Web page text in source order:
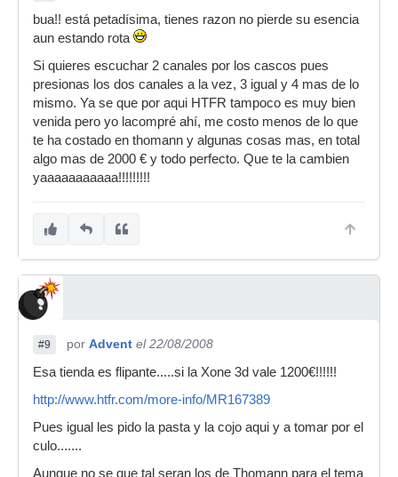
bua!! está petadísima, tienes razon no pierde su esencia
aun estando rota
Si quieres escuchar 2 canales por los cascos pues
presionas los dos canales a la vez, 3 igual y 4 mas de lo
mismo. Ya se que por aqui HTFR tampoco es muy bien
venida pero yo lacompré ahí, me costo menos de lo que
te ha costado en thomann y algunas cosas mas, en total
algo mas de 2000 € y todo perfecto. Que te la cambien
yaaaaaaaaaaa!!!!!!!!!
#9 por Advent el 22/08/2008
Esa tienda es flipante.....si la Xone 3d vale 1200€!!!!!!
http://www.htfr.com/more-info/MR167389
Pues igual les pido la pasta y la cojo aqui y a tomar por el
culo.......
Aunque no se que tal seran los de Thomann para el tema